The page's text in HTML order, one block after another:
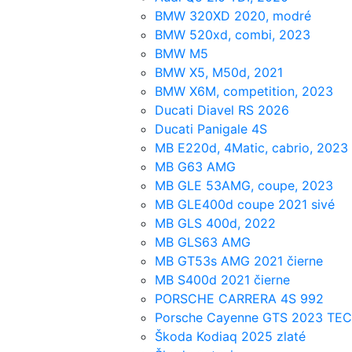
BMW 320XD 2020, modré
BMW 520xd, combi, 2023
BMW M5
BMW X5, M50d, 2021
BMW X6M, competition, 2023
Ducati Diavel RS 2026
Ducati Panigale 4S
MB E220d, 4Matic, cabrio, 2023
MB G63 AMG
MB GLE 53AMG, coupe, 2023
MB GLE400d coupe 2021 sivé
MB GLS 400d, 2022
MB GLS63 AMG
MB GT53s AMG 2021 čierne
MB S400d 2021 čierne
PORSCHE CARRERA 4S 992
Porsche Cayenne GTS 2023
Škoda Kodiaq 2025 zlaté